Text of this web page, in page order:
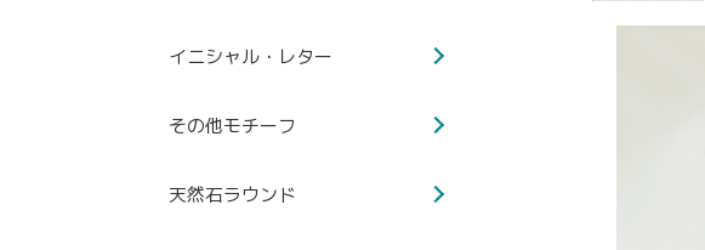
イニシャル・レター
その他モチーフ
天然石ラウンド